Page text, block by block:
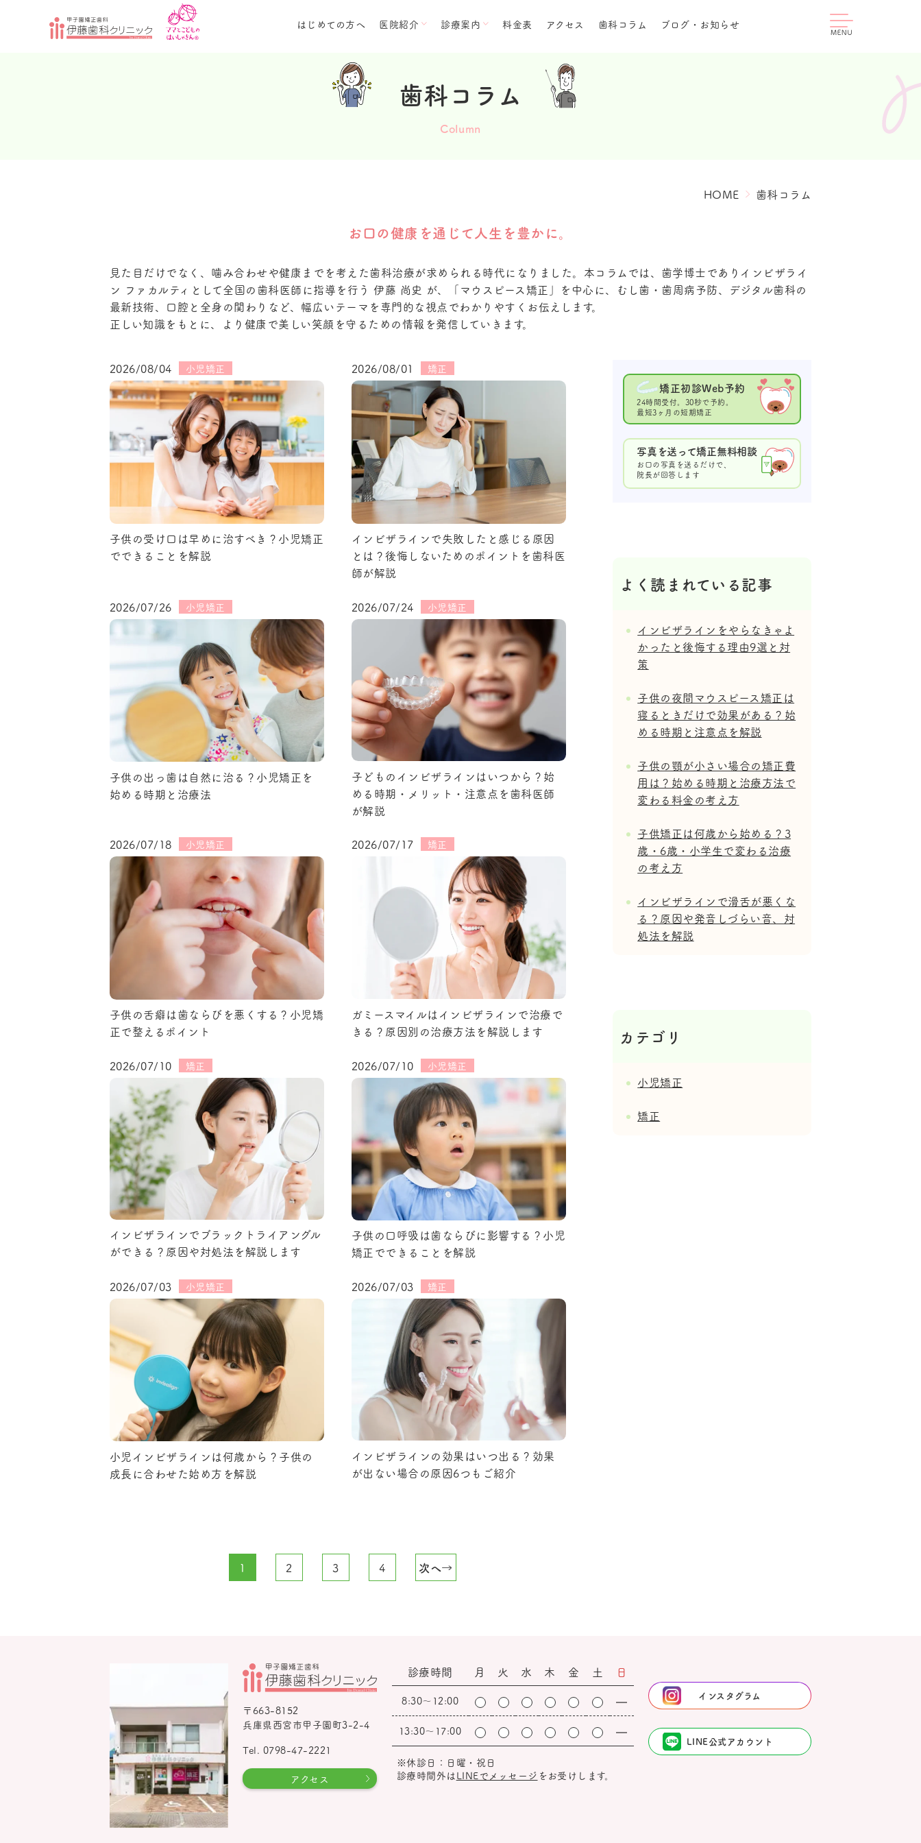
はじめての方へ 医院紹介
数字で知る伊藤歯科
医院案内
SDGsへの取り組み
診療案内
幼児矯正
小児歯科
メタルフリー治療
インプラント治療
親知らず抜歯
定期検診
料金表 アクセス 歯科コラム ブログ・お知らせ
歯科コラム
Column
HOME 歯科コラム
お口の健康を通じて人生を豊かに。
見た目だけでなく、噛み合わせや健康までを考えた歯科治療が求められる時代になりました。本コラムでは、歯学博士でありインビザライ
ン ファカルティとして全国の歯科医師に指導を行う 伊藤 尚史 が、「マウスピース矯正」を中心に、むし歯・歯周病予防、デジタル歯科の
最新技術、口腔と全身の関わりなど、幅広いテーマを専門的な視点でわかりやすくお伝えします。
正しい知識をもとに、より健康で美しい笑顔を守るための情報を発信していきます。
2026/08/04 小児矯正
子供の受け口は早めに治すべき？小児矯正
でできることを解説
2026/08/01 矯正
インビザラインで失敗したと感じる原因
とは？後悔しないためのポイントを歯科医
師が解説
2026/07/26 小児矯正
子供の出っ歯は自然に治る？小児矯正を
始める時期と治療法
2026/07/24 小児矯正
子どものインビザラインはいつから？始
める時期・メリット・注意点を歯科医師
が解説
2026/07/18 小児矯正
子供の舌癖は歯ならびを悪くする？小児矯
正で整えるポイント
2026/07/17 矯正
ガミースマイルはインビザラインで治療で
きる？原因別の治療方法を解説します
2026/07/10 矯正
インビザラインでブラックトライアングル
ができる？原因や対処法を解説します
2026/07/10 小児矯正
子供の口呼吸は歯ならびに影響する？小児
矯正でできることを解説
2026/07/03 小児矯正
小児インビザラインは何歳から？子供の
成長に合わせた始め方を解説
2026/07/03 矯正
インビザラインの効果はいつ出る？効果
が出ない場合の原因6つもご紹介
1 2 3 4 次へ→
矯正初診Web予約
24時間受付。30秒で予約。
最短3ヶ月の短期矯正
写真を送って矯正無料相談
お口の写真を送るだけで、
院長が回答します
よく読まれている記事
インビザラインをやらなきゃよ
かったと後悔する理由9選と対
策
子供の夜間マウスピース矯正は
寝るときだけで効果がある？始
める時期と注意点を解説
子供の顎が小さい場合の矯正費
用は？始める時期と治療方法で
変わる料金の考え方
子供矯正は何歳から始める？3
歳・6歳・小学生で変わる治療
の考え方
インビザラインで滑舌が悪くな
る？原因や発音しづらい音、対
処法を解説
カテゴリ
小児矯正
矯正
〒663-8152
兵庫県西宮市甲子園町3-2-4
Tel. 0798-47-2221
アクセス
診療時間 月 火 水 木 金 土 日
8:30～12:00
13:30～17:00
※休診日：日曜・祝日
診療時間外はLINEでメッセージ をお受けします。
インスタグラム
LINE公式アカウント